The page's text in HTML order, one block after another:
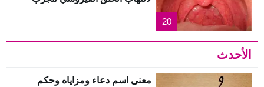
20
الأحدث
معنى اسم دعاء ومزاياه وحكم